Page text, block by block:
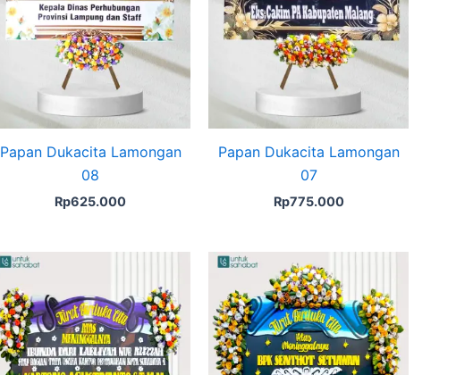
Papan Dukacita Lamongan
08
Rp625.000
Papan Dukacita Lamongan
07
Rp775.000
Rp1.225.000.
Current
is:
Rp1.175.000.